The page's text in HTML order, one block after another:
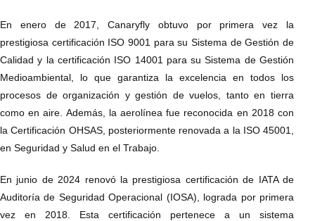
En enero de 2017, Canaryfly obtuvo por primera vez la
prestigiosa certificación ISO 9001 para su Sistema de Gestión de
Calidad y la certificación ISO 14001 para su Sistema de Gestión
Medioambiental, lo que garantiza la excelencia en todos los
procesos de organización y gestión de vuelos, tanto en tierra
como en aire. Además, la aerolínea fue reconocida en 2018 con
la Certificación OHSAS, posteriormente renovada a la ISO 45001,
en Seguridad y Salud en el Trabajo.
En junio de 2024 renovó la prestigiosa certificación de IATA de
Auditoría de Seguridad Operacional (IOSA), lograda por primera
vez en 2018. Esta certificación pertenece a un sistema